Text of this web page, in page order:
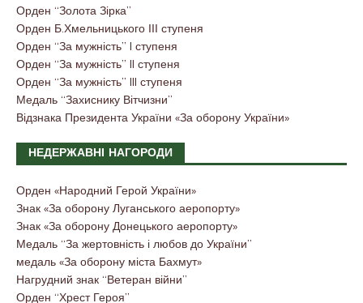
Орден “Золота Зірка”
Орден Б.Хмельницького ІІІ ступеня
Орден “За мужність” I ступеня
Орден “За мужність” II ступеня
Орден “За мужність” III ступеня
Медаль “Захиснику Вітчизни”
Відзнака Президента України «За оборону України»
НЕДЕРЖАВНІ НАГОРОДИ
Орден «Народний Герой України»
Знак «За оборону Луганського аеропорту»
Знак «За оборону Донецького аеропорту»
Медаль “За жертовність і любов до України”
медаль «За оборону міста Бахмут»
Нагрудний знак “Ветеран війни”
Орден “Хрест Героя”